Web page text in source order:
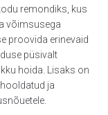
remondiks, kus
võimsusega
proovida erinevaid
püsivalt
hoida. Lisaks on
ja